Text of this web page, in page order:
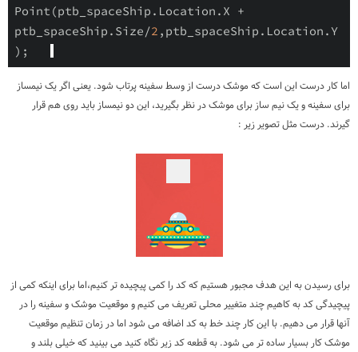
Point(ptb_spaceShip.Location.X +
ptb_spaceShip.Size/2 ,ptb_spaceShip.Location.Y
);
اما کار درست این است که موشک درست از وسط سفینه پرتاب شود. یعنی اگر یک نیمساز
برای سفینه و یک نیم ساز برای موشک در نظر بگیرید، این دو نیمساز باید روی هم قرار
گیرند. درست مثل تصویر زیر :
برای رسیدن به این هدف مجبور هستیم که کد را کمی پیچیده تر کنیم،اما برای اینکه کمی از
پیچیدگی کد به کاهیم چند متغییر محلی تعریف می کنیم و موقعیت موشک و سفینه را در
آنها قرار می دهیم. با این کار چند خط به کد اضافه می شود اما در زمان تنظیم موقعیت
موشک کار بسیار ساده تر می شود. به قطعه کد زیر نگاه کنید می بینید که خیلی بلند و